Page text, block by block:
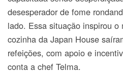
desesperador de fome
lado. Essa situação inspirou
cozinha da Japan House
refeições, com apoio e
conta a chef Telma.